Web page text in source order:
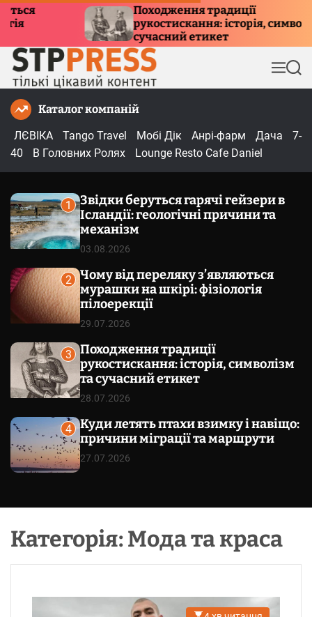
Походження традиції
рукостискання: історія, символізм та
сучасний етикет
М
е
П
о
Каталог компаній
ЛЄВІКА
Tango Travel Мобі Дік Анрі-фарм Дача
7-
40
В Головних Ролях Lounge Resto Cafe Daniel
1
Звідки беруться гарячі гейзери в
Ісландії: геологічні причини та
механізм
03.08.2026
2
Чому від переляку з’являються
мурашки на шкірі: фізіологія
пілоерекції
29.07.2026
3
Походження традиції
рукостискання: історія, символізм
та сучасний етикет
28.07.2026
4
Куди летять птахи взимку і навіщо:
причини міграції та маршрути
27.07.2026
Категорія:Мода та краса